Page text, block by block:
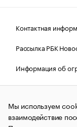
Контактная
Рассылка РБК
Информация об
Правовая
© АО
и материалы
Мы используем
взаимодействие